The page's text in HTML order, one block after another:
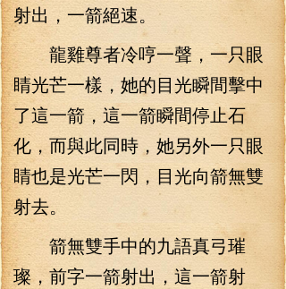
射出，一箭絕速。
龍雞尊者冷哼一聲，一只眼
睛光芒一樣，她的目光瞬間擊中
了這一箭，這一箭瞬間停止石
化，而與此同時，她另外一只眼
睛也是光芒一閃，目光向箭無雙
射去。
箭無雙手中的九語真弓璀
璨，前字一箭射出，這一箭射